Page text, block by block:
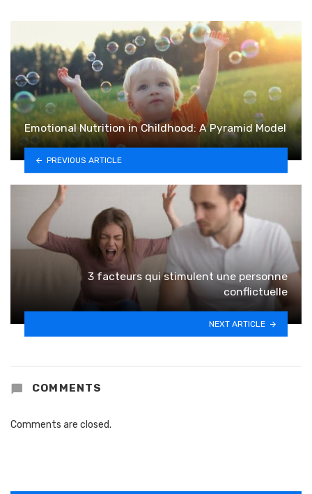
Emotional Nutrition in Childhood: A Pyramid Model
PREVIOUS ARTICLE
3 facteurs qui stimulent une personne
conflictuelle
NEXT ARTICLE
COMMENTS
Comments are closed.